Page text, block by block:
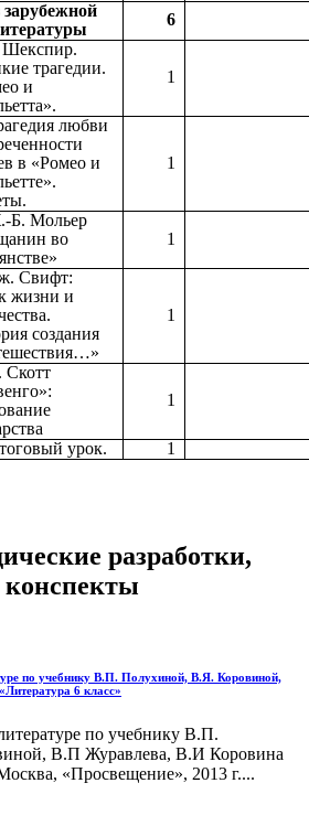
зарубежной
6
Шекспир.
трагедии.
и
1
любви
в «Ромео и
1
Б. Мольер
во
1
Свифт:
жизни и
создания
1
Скотт
1
урок. 1
разработки,
конспекты
по учебнику В.П. Полухиной, В.Я. Коровиной,
6 класс»
по учебнику В.П.
В.П Журавлева, В.И Коровина
«Просвещение», 2013 г....